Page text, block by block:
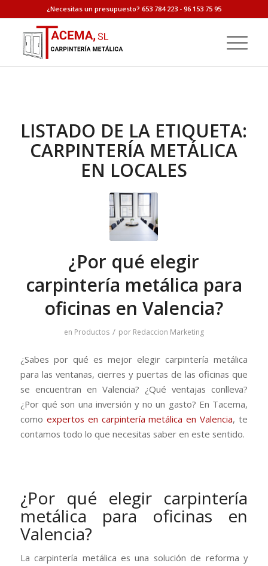
¿Necesitas un presupuesto? 653 784 223 - 96 153 75 95
LISTADO DE LA ETIQUETA:
CARPINTERÍA METÁLICA
EN LOCALES
¿Por qué elegir
carpintería metálica para
oficinas en Valencia?
en Productos / por Redaccion Marketing
¿Sabes por qué es mejor elegir carpintería metálica
para las ventanas, cierres y puertas de las oficinas que
se encuentran en Valencia? ¿Qué ventajas conlleva?
¿Por qué son una inversión y no un gasto? En Tacema,
como expertos en carpintería metálica en Valencia, te
contamos todo lo que necesitas saber en este sentido.
¿Por qué elegir carpintería
metálica para oficinas en
Valencia?
La carpintería metálica es una solución de reforma y